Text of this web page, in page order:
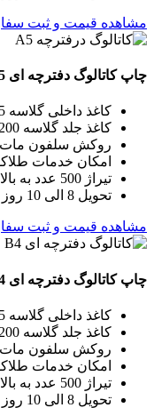
مشاهده قیمت و ثبت
چاپ کاتالوگ دفترچه ای A5
کاغذ داخلی گلاسه 135 گرم تا 200 گرم
کاغذ جلد گلاسه 200 گرم تا 300 گرم
روکش سلفون مات
امکان خدمات
تیراژ 500 عدد به بالا
تحویل 8 الی 10 روز کاری
مشاهده قیمت و ثبت
چاپ کاتالوگ دفترچه ای B4
کاغذ داخلی گلاسه 135 گرم تا 200 گرم
کاغذ جلد گلاسه 200 گرم تا 300 گرم
روکش سلفون مات
امکان خدمات
تیراژ 500 عدد به بالا
تحویل 8 الی 10 روز کاری